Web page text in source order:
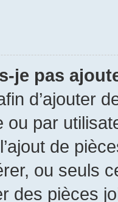
je pas
d’ajouter
par
de
ou seuls
des pièces